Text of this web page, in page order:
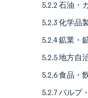
5.2.2 石油・
5.2.3 化学品
5.2.4 鉱業・
5.2.5 地方自
5.2.6 食品・
5.2.7 パルプ